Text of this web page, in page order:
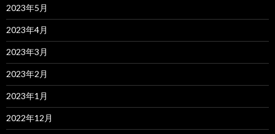
2023年5月
2023年4月
2023年3月
2023年2月
2023年1月
2022年12月